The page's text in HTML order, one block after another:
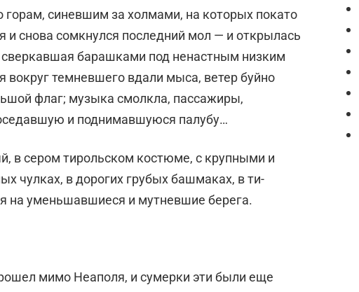
синев­шим за холмами, на которых покато
и снова сомкнулся последний мол — и от­крылась
барашками под ненастным низким
вокруг темневшего вдали мыса, ветер буйно
флаг; музыка смолкла, пассажиры,
и поднимавшуюся палубу…
в сером ти­рольском костюме, с крупными и
чулках, в дорогих грубых башмаках, в ти­
на уменьшавшиеся и мутневшие берега.
мимо Неа­поля, и сумерки эти были еще